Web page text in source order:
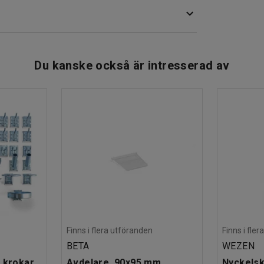
saker, exempelvis bröd och andra livsmedel
Du kanske också är intresserad av
Finns i flera utföranden
BETA
Finns i
WEZEN